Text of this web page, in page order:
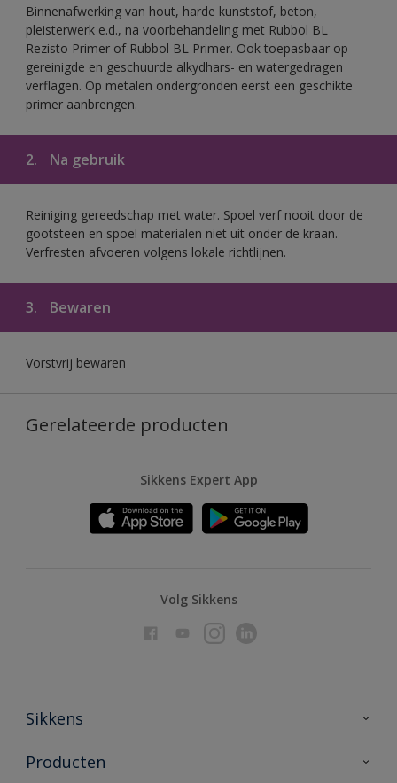
Binnenafwerking van hout, harde kunststof, beton,
pleisterwerk e.d., na voorbehandeling met Rubbol BL
Rezisto Primer of Rubbol BL Primer. Ook toepasbaar op
gereinigde en geschuurde alkydhars- en watergedragen
verflagen. Op metalen ondergronden eerst een geschikte
primer aanbrengen.
2. Na gebruik
Reiniging gereedschap met water. Spoel verf nooit door de
gootsteen en spoel materialen niet uit onder de kraan.
Verfresten afvoeren volgens lokale richtlijnen.
3. Bewaren
Vorstvrij bewaren
Gerelateerde producten
Sikkens Expert App
Volg Sikkens
Sikkens
Over Sikkens
Producten